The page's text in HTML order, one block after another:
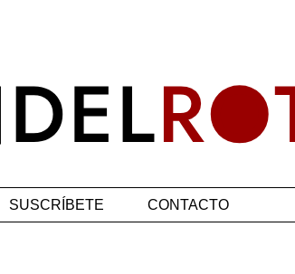
SUSCRÍBETE CONTACTO